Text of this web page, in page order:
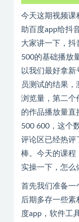
今天这期视频课
助百度app给抖
大家讲一下，抖
500的基础播放
以我们最好拿
员测试的结果
浏览量，第二个
的作品播放量直
500 600，这个
评论区已经热评
棒。今天的课程
实操一下，怎么
首先我们准备一
后期多存一些
度app，软件工